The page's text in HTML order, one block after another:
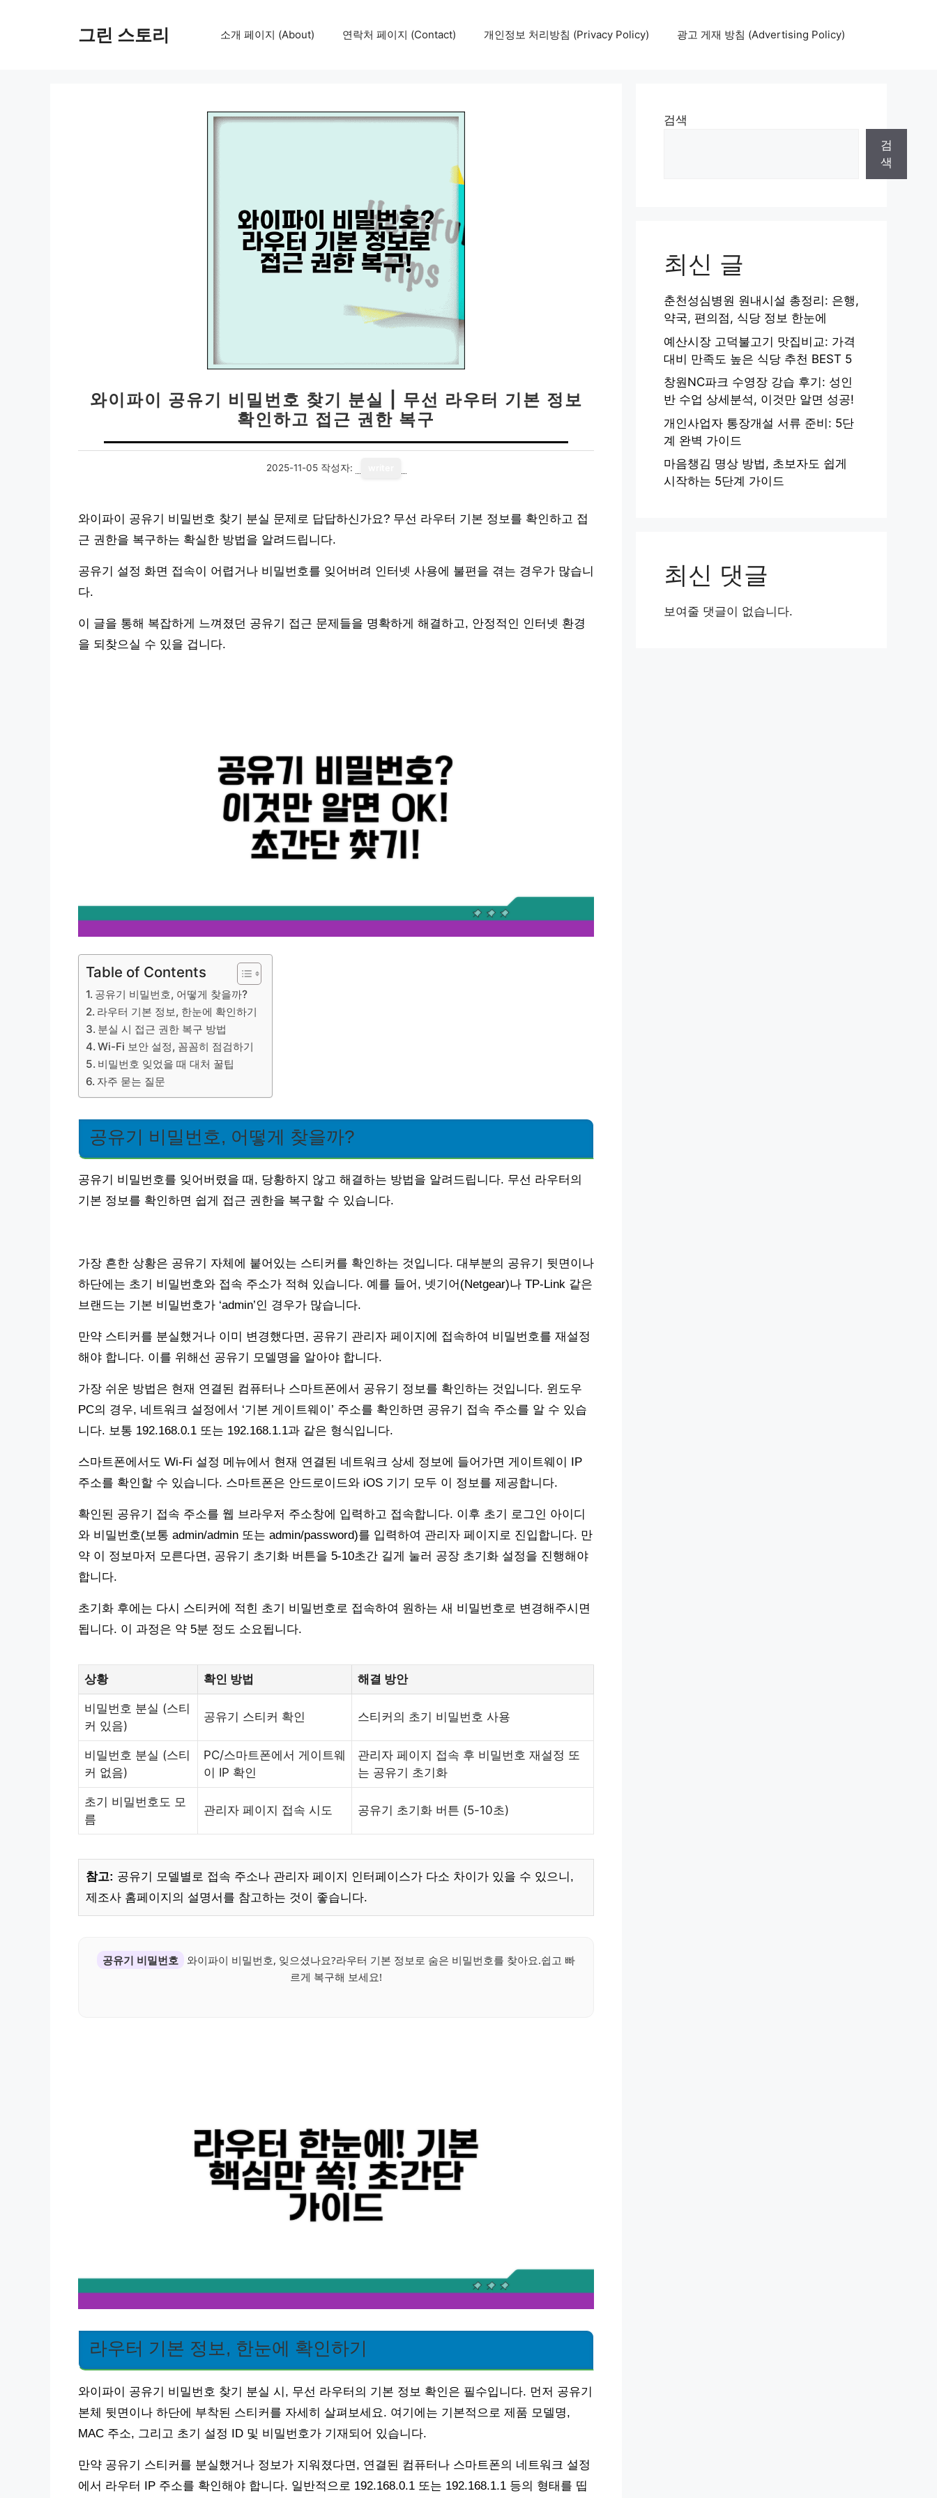
그린 스토리 소개 페이지 (About) 연락처 페이지 (Contact) 개인정보 처리방침 (Privacy Policy) 광고 게재 방침 (Advertising Policy)
와이파이 공유기 비밀번호 찾기 분실 | 무선 라우터 기본 정보
확인하고 접근 권한 복구
2025-11-05 작성자:
와이파이 공유기 비밀번호 찾기 분실 문제로 답답하신가요? 무선 라우터 기본 정보를 확인하고 접
근 권한을 복구하는 확실한 방법을 알려드립니다.
공유기 설정 화면 접속이 어렵거나 비밀번호를 잊어버려 인터넷 사용에 불편을 겪는 경우가 많습니
다.
이 글을 통해 복잡하게 느껴졌던 공유기 접근 문제들을 명확하게 해결하고, 안정적인 인터넷 환경
을 되찾으실 수 있을 겁니다.
Table of Contents
공유기 비밀번호, 어떻게 찾을까?
라우터 기본 정보, 한눈에 확인하기
분실 시 접근 권한 복구 방법
Wi-Fi 보안 설정, 꼼꼼히 점검하기
비밀번호 잊었을 때 대처 꿀팁
자주 묻는 질문
공유기 비밀번호, 어떻게 찾을까?
공유기 비밀번호를 잊어버렸을 때, 당황하지 않고 해결하는 방법을 알려드립니다. 무선 라우터의
기본 정보를 확인하면 쉽게 접근 권한을 복구할 수 있습니다.
가장 흔한 상황은 공유기 자체에 붙어있는 스티커를 확인하는 것입니다. 대부분의 공유기 뒷면이나
하단에는 초기 비밀번호와 접속 주소가 적혀 있습니다. 예를 들어, 넷기어(Netgear)나 TP-Link 같은
브랜드는 기본 비밀번호가 ‘admin’인 경우가 많습니다.
만약 스티커를 분실했거나 이미 변경했다면, 공유기 관리자 페이지에 접속하여 비밀번호를 재설정
해야 합니다. 이를 위해선 공유기 모델명을 알아야 합니다.
가장 쉬운 방법은 현재 연결된 컴퓨터나 스마트폰에서 공유기 정보를 확인하는 것입니다. 윈도우
PC의 경우, 네트워크 설정에서 ‘기본 게이트웨이’ 주소를 확인하면 공유기 접속 주소를 알 수 있습
니다. 보통 192.168.0.1 또는 192.168.1.1과 같은 형식입니다.
스마트폰에서도 Wi-Fi 설정 메뉴에서 현재 연결된 네트워크 상세 정보에 들어가면 게이트웨이 IP
주소를 확인할 수 있습니다. 스마트폰은 안드로이드와 iOS 기기 모두 이 정보를 제공합니다.
확인된 공유기 접속 주소를 웹 브라우저 주소창에 입력하고 접속합니다. 이후 초기 로그인 아이디
와 비밀번호(보통 admin/admin 또는 admin/password)를 입력하여 관리자 페이지로 진입합니다. 만
약 이 정보마저 모른다면, 공유기 초기화 버튼을 5-10초간 길게 눌러 공장 초기화 설정을 진행해야
합니다.
초기화 후에는 다시 스티커에 적힌 초기 비밀번호로 접속하여 원하는 새 비밀번호로 변경해주시면
됩니다. 이 과정은 약 5분 정도 소요됩니다.
상황 확인 방법 해결 방안
비밀번호 분실 (스티
커 있음)
공유기 스티커 확인 스티커의 초기 비밀번호 사용
비밀번호 분실 (스티
커 없음)
PC/스마트폰에서 게이트웨
이 IP 확인
관리자 페이지 접속 후 비밀번호 재설정 또
는 공유기 초기화
초기 비밀번호도 모
름
관리자 페이지 접속 시도 공유기 초기화 버튼 (5-10초)
참고: 공유기 모델별로 접속 주소나 관리자 페이지 인터페이스가 다소 차이가 있을 수 있으니,
제조사 홈페이지의 설명서를 참고하는 것이 좋습니다.
공유기 비밀번호 와이파이 비밀번호, 잊으셨나요?라우터 기본 정보로 숨은 비밀번호를 찾아요.쉽고 빠
르게 복구해 보세요!
라우터 기본 정보, 한눈에 확인하기
와이파이 공유기 비밀번호 찾기 분실 시, 무선 라우터의 기본 정보 확인은 필수입니다. 먼저 공유기
본체 뒷면이나 하단에 부착된 스티커를 자세히 살펴보세요. 여기에는 기본적으로 제품 모델명,
MAC 주소, 그리고 초기 설정 ID 및 비밀번호가 기재되어 있습니다.
만약 공유기 스티커를 분실했거나 정보가 지워졌다면, 연결된 컴퓨터나 스마트폰의 네트워크 설정
에서 라우터 IP 주소를 확인해야 합니다. 일반적으로 192.168.0.1 또는 192.168.1.1 등의 형태를 띱
검색
검
색
최신 글
춘천성심병원 원내시설 총정리: 은행,
약국, 편의점, 식당 정보 한눈에
예산시장 고덕불고기 맛집비교: 가격
대비 만족도 높은 식당 추천 BEST 5
창원NC파크 수영장 강습 후기: 성인
반 수업 상세분석, 이것만 알면 성공!
개인사업자 통장개설 서류 준비: 5단
계 완벽 가이드
마음챙김 명상 방법, 초보자도 쉽게
시작하는 5단계 가이드
최신 댓글
보여줄 댓글이 없습니다.